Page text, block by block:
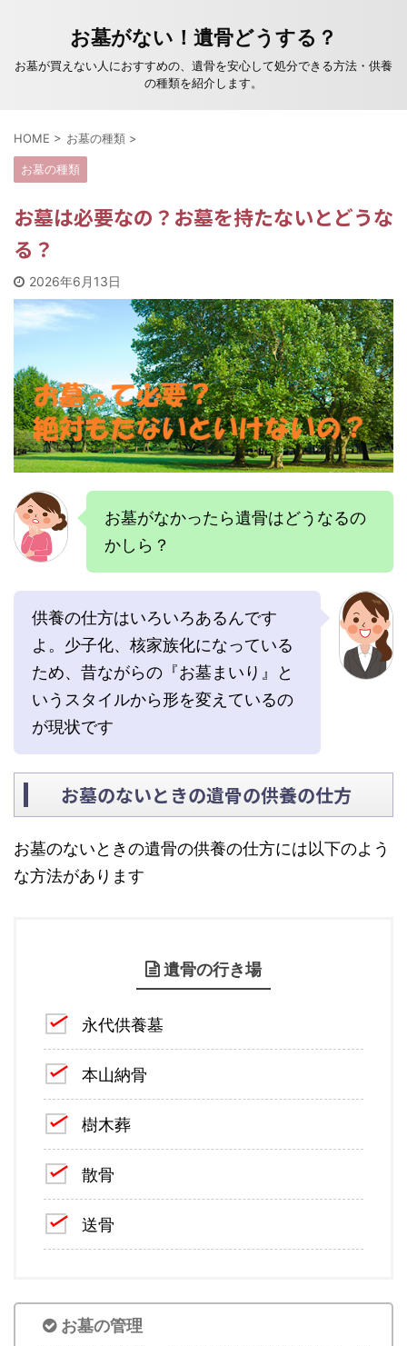
お墓がない！遺骨どうする？
お墓が買えない人におすすめの、遺骨を安心して処分できる方法・供養
の種類を紹介します。
HOME > お墓の種類 >
お墓の種類
お墓は必要なの？お墓を持たないとどうな
る？
2026年6月13日
お墓がなかったら遺骨はどうなるの
かしら？
供養の仕方はいろいろあるんです
よ。少子化、核家族化になっている
ため、昔ながらの『お墓まいり』と
いうスタイルから形を変えているの
が現状です
お墓のないときの遺骨の供養の仕方
お墓のないときの遺骨の供養の仕方には以下のよう
な方法があります
遺骨の行き場
永代供養墓
本山納骨
樹木葬
散骨
送骨
お墓の管理